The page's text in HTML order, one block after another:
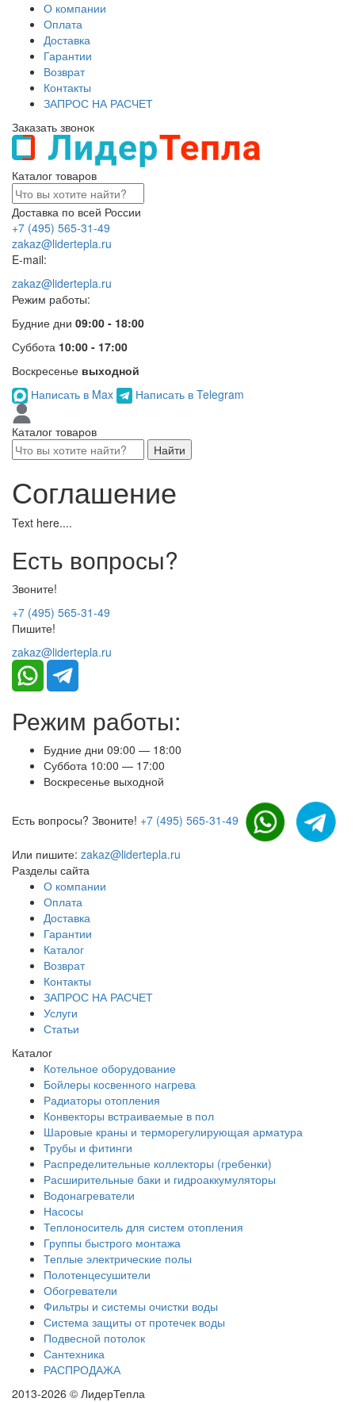
О компании
Оплата
Доставка
Гарантии
Возврат
Контакты
ЗАПРОС НА РАСЧЕТ
Заказать звонок
Каталог товаров
Доставка по всей России
+7 (495) 565-31-49
zakaz@lidertepla.ru
E-mail:
zakaz@lidertepla.ru
Режим работы:
Будние дни 09:00 - 18:00
Суббота 10:00 - 17:00
Воскресенье выходной
Написать в Max
Написать в Telegram
Каталог товаров
Найти
Соглашение
Text here....
Есть вопросы?
Звоните!
+7 (495) 565-31-49
Пишите!
zakaz@lidertepla.ru
Режим работы:
Будние дни 09:00 — 18:00
Суббота 10:00 — 17:00
Воскресенье выходной
Есть вопросы? Звоните! +7 (495) 565-31-49
Или пишите: zakaz@lidertepla.ru
Разделы сайта
О компании
Оплата
Доставка
Гарантии
Каталог
Возврат
Контакты
ЗАПРОС НА РАСЧЕТ
Услуги
Статьи
Каталог
Котельное оборудование
Бойлеры косвенного нагрева
Радиаторы отопления
Конвекторы встраиваемые в пол
Шаровые краны и терморегулирующая арматура
Трубы и фитинги
Распределительные коллекторы (гребенки)
Расширительные баки и гидроаккумуляторы
Водонагреватели
Насосы
Теплоноситель для систем отопления
Группы быстрого монтажа
Теплые электрические полы
Полотенцесушители
Обогреватели
Фильтры и системы очистки воды
Система защиты от протечек воды
Подвесной потолок
Сантехника
РАСПРОДАЖА
2013-2026 © ЛидерТепла